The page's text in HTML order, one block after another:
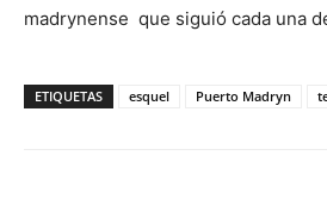
madrynense que siguió cada una
ETIQUETAS esquel Puerto Madryn